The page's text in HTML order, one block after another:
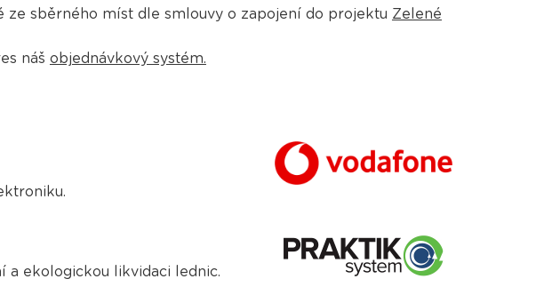
sběrného míst dle smlouvy o zapojení do projektu Zelené
náš objednávkový systém.
a ekologickou likvidaci lednic.